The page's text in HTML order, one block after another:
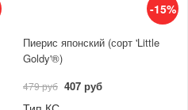
-15%
Пиерис японский (сорт 'Little
Goldy'®)
479 руб 407 руб